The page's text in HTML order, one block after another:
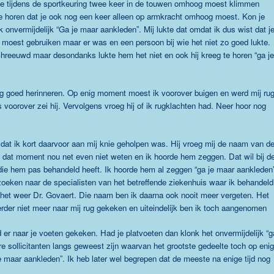
de sportkeuring twee keer in de touwen omhoog moest klimmen
dat je ook nog een keer alleen op armkracht omhoog moest. Kon je
“Ga je maar aankleden”. Mij lukte dat omdat ik dus wist dat je
gebruiken maar er was en een persoon bij wie het niet zo goed lukte.
maar desondanks lukte hem het niet en ook hij kreeg te horen “ga je
herinneren. Op enig moment moest ik voorover buigen en werd mij rug
zei hij. Vervolgens vroeg hij of ik rugklachten had. Neer hoor nog
ik kort daarvoor aan mij knie geholpen was. Hij vroeg mij de naam van de
moment nou net even niet weten en ik hoorde hem zeggen. Dat wil bij
hem pas behandeld heeft. Ik hoorde hem al zeggen “ga je maar
naar de specialisten van het betreffende ziekenhuis waar ik behandeld
weer Dr. Govaert. Die naam ben ik daarna ook nooit meer vergeten. Het
niet meer naar mij rug gekeken en uiteindelijk ben ik toch aangenomen
naar je voeten gekeken. Had je platvoeten dan klonk het onvermijdelijk
sollicitanten langs geweest zijn waarvan het grootste gedeelte toch op enig
aankleden”. Ik heb later wel begrepen dat de meeste na enige tijd nog